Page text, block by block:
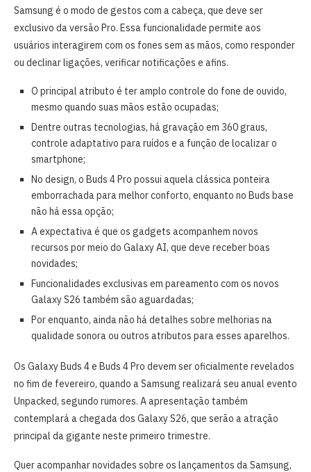
Samsung é o modo de gestos com a cabeça, que deve ser
exclusivo da versão Pro. Essa funcionalidade permite aos
usuários interagirem com os fones sem as mãos, como responder
ou declinar ligações, verificar notificações e afins.
O principal atributo é ter amplo controle do fone de ouvido,
mesmo quando suas mãos estão ocupadas;
Dentre outras tecnologias, há gravação em 360 graus,
controle adaptativo para ruídos e a função de localizar o
smartphone;
No design, o Buds 4 Pro possui aquela clássica ponteira
emborrachada para melhor conforto, enquanto no Buds base
não há essa opção;
A expectativa é que os gadgets acompanhem novos
recursos por meio do Galaxy AI, que deve receber boas
novidades;
Funcionalidades exclusivas em pareamento com os novos
Galaxy S26 também são aguardadas;
Por enquanto, ainda não há detalhes sobre melhorias na
qualidade sonora ou outros atributos para esses aparelhos.
Os Galaxy Buds 4 e Buds 4 Pro devem ser oficialmente revelados
no fim de fevereiro, quando a Samsung realizará seu anual evento
Unpacked, segundo rumores. A apresentação também
contemplará a chegada dos Galaxy S26, que serão a atração
principal da gigante neste primeiro trimestre.
Quer acompanhar novidades sobre os lançamentos da Samsung,